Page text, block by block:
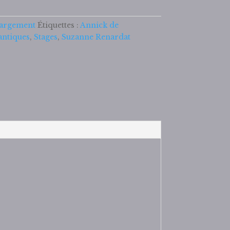
Étiquettes :Annick de
, Stages, Suzanne Renardat